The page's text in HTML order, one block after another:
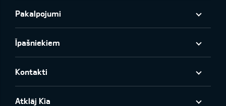
Pakalpojumi
Īpašniekiem
Kontakti
Atklāj Kia